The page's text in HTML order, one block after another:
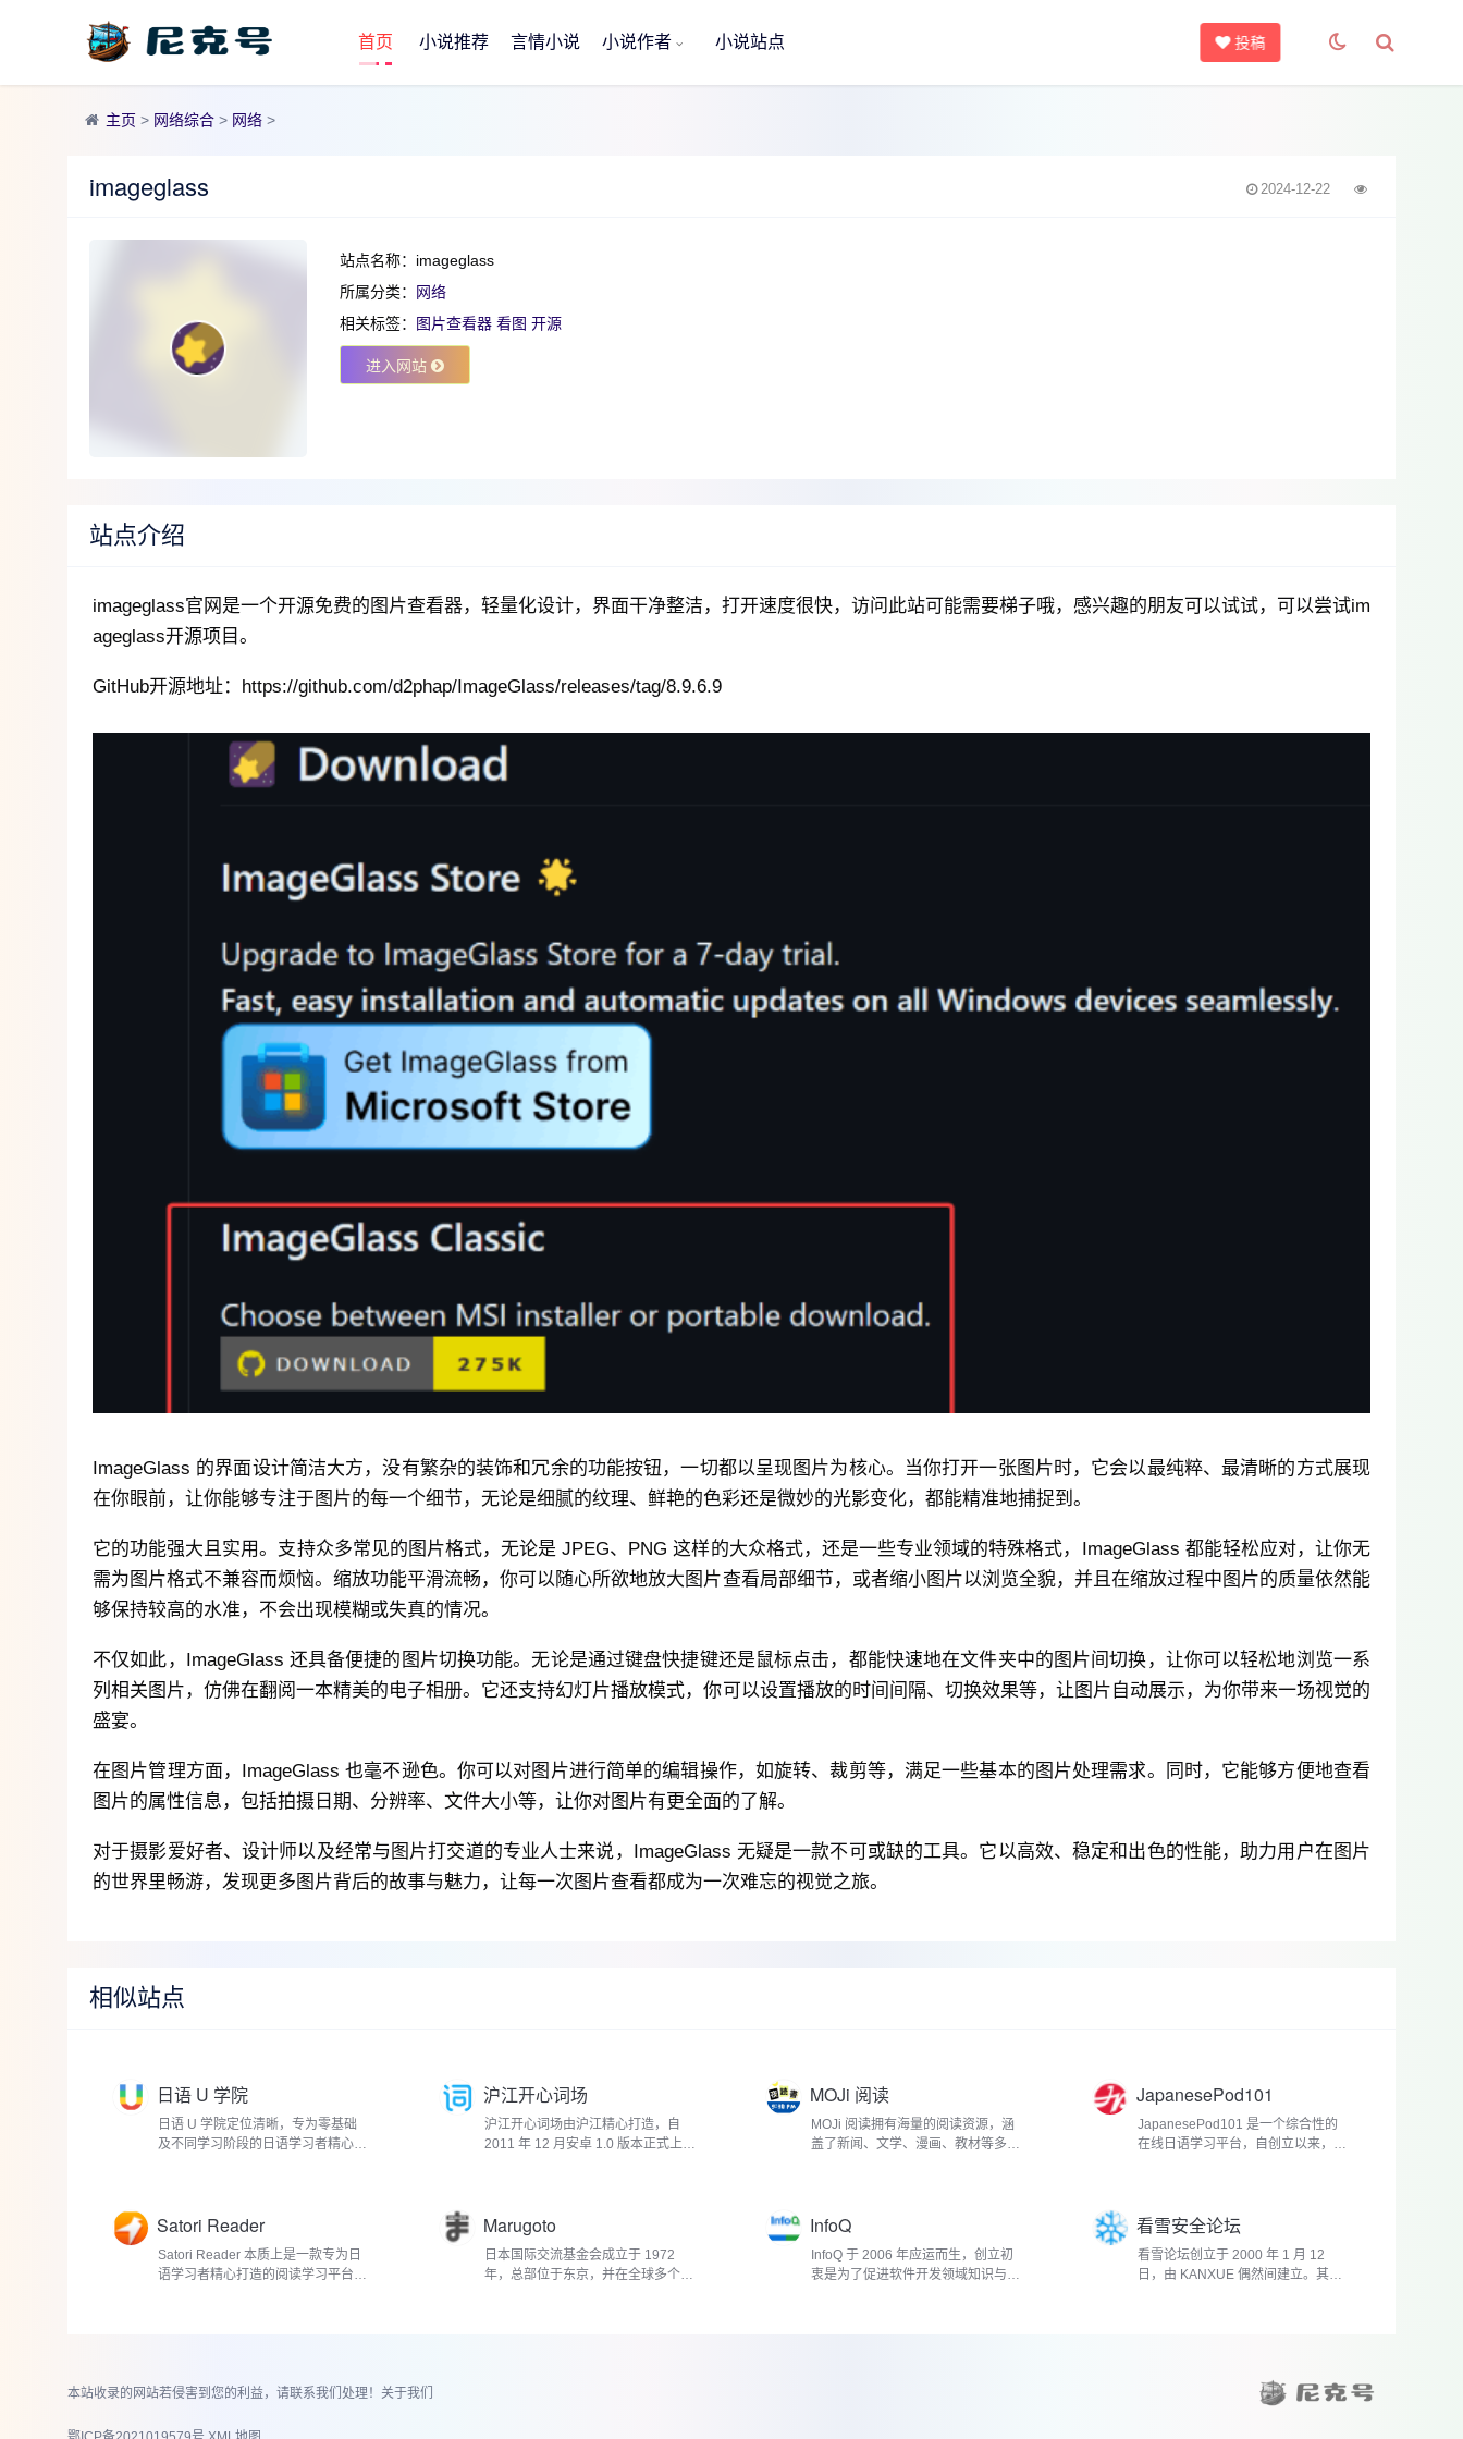
首页 小说推荐 言情小说 小说作者 小说站点 投稿
主页 > 网络综合 > 网络 >
imageglass 2024-12-22
站点名称：imageglass
所属分类：
网络
相关标签：
图片查看器 看图 开源
进入网站
站点介绍
imageglass官网是一个开源免费的图片查看器，轻量化设计，界面干净整洁，打开速度很快，访问此站可能需要梯子哦，感兴趣的朋友可以试试，可以尝试im
ageglass开源项目。
GitHub开源地址：https://github.com/d2phap/ImageGlass/releases/tag/8.9.6.9
ImageGlass 的界面设计简洁大方，没有繁杂的装饰和冗余的功能按钮，一切都以呈现图片为核心。当你打开一张图片时，它会以最纯粹、最清晰的方式展现
在你眼前，让你能够专注于图片的每一个细节，无论是细腻的纹理、鲜艳的色彩还是微妙的光影变化，都能精准地捕捉到。
它的功能强大且实用。支持众多常见的图片格式，无论是 JPEG、PNG 这样的大众格式，还是一些专业领域的特殊格式，ImageGlass 都能轻松应对，让你无
需为图片格式不兼容而烦恼。缩放功能平滑流畅，你可以随心所欲地放大图片查看局部细节，或者缩小图片以浏览全貌，并且在缩放过程中图片的质量依然能
够保持较高的水准，不会出现模糊或失真的情况。
不仅如此，ImageGlass 还具备便捷的图片切换功能。无论是通过键盘快捷键还是鼠标点击，都能快速地在文件夹中的图片间切换，让你可以轻松地浏览一系
列相关图片，仿佛在翻阅一本精美的电子相册。它还支持幻灯片播放模式，你可以设置播放的时间间隔、切换效果等，让图片自动展示，为你带来一场视觉的
盛宴。
在图片管理方面，ImageGlass 也毫不逊色。你可以对图片进行简单的编辑操作，如旋转、裁剪等，满足一些基本的图片处理需求。同时，它能够方便地查看
图片的属性信息，包括拍摄日期、分辨率、文件大小等，让你对图片有更全面的了解。
对于摄影爱好者、设计师以及经常与图片打交道的专业人士来说，ImageGlass 无疑是一款不可或缺的工具。它以高效、稳定和出色的性能，助力用户在图片
的世界里畅游，发现更多图片背后的故事与魅力，让每一次图片查看都成为一次难忘的视觉之旅。
相似站点
日语 U 学院
日语 U 学院定位清晰，专为零基础
及不同学习阶段的日语学习者精心打
沪江开心词场
沪江开心词场由沪江精心打造，自
2011 年 12 月安卓 1.0 版本正式上线
MOJi 阅读
MOJi 阅读拥有海量的阅读资源，涵
盖了新闻、文学、漫画、教材等多个
JapanesePod101
JapanesePod101 是一个综合性的
在线日语学习平台，自创立以来，便
Satori Reader
Satori Reader 本质上是一款专为日
语学习者精心打造的阅读学习平台。
Marugoto
日本国际交流基金会成立于 1972
年，总部位于东京，并在全球多个国
InfoQ
InfoQ 于 2006 年应运而生，创立初
衷是为了促进软件开发领域知识与创
看雪安全论坛
看雪论坛创立于 2000 年 1 月 12
日，由 KANXUE 偶然间建立。其名
本站收录的网站若侵害到您的利益，请联系我们处理！ 关于我们